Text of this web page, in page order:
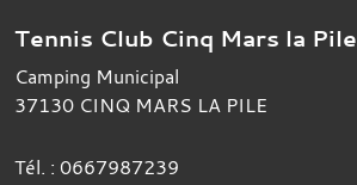
Tennis Club Cinq Mars la Pile
Camping Municipal
37130 CINQ MARS LA PILE
Tél. : 0667987239